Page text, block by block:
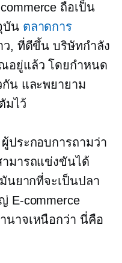
ถือเป็น
บัน ตลาดการ
, ที่ดีขึ้น บริษัทกำลัง
อยู่แล้ว โดยกำหนด
กัน และพยายาม
มไว้
ผู้ประกอบการถามว่า
ามารถแข่งขันได้
นยากที่จะเป็นปลา
E-commerce
นาจเหนือกว่า นี่คือ